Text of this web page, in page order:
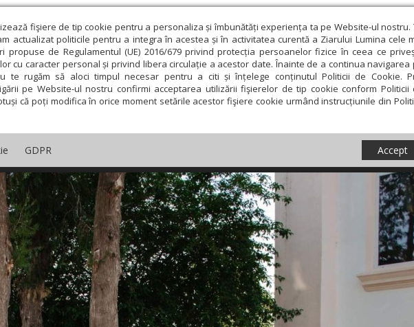
fişiere de tip cookie pentru a personaliza și îmbunătăți experiența ta pe Website-ul nostru.
actualizat politicile pentru a integra în acestea și în activitatea curentă a Ziarului Lumina cele
propuse de Regulamentul (UE) 2016/679 privind protecția persoanelor fizice în ceea ce
cu caracter personal și privind libera circulație a acestor date. Înainte de a continua navigarea
te rugăm să aloci timpul necesar pentru a citi și înțelege conținutul Politicii de Cookie.
pe Website-ul nostru confirmi acceptarea utilizării fişierelor de tip cookie conform Politicii
că poți modifica în orice moment setările acestor fişiere cookie urmând instrucțiunile din
GDPR Accept